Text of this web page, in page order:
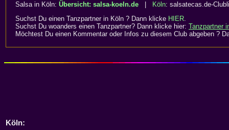
Salsa in Köln: Übersicht: salsa-koeln.de Köln: salsatecas.de-
Suchst Du einen Tanzpartner in Köln ? Dann klicke HIER.
Suchst Du woanders einen Tanzpartner? Dann klicke hier: Tanzpartner
Möchtest Du einen Kommentar oder Infos zu diesem Club abgeben ?
Köln: